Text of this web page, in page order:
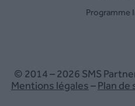
Programme
© 2014 – 2026 SMS
Mentions légales–Plan de